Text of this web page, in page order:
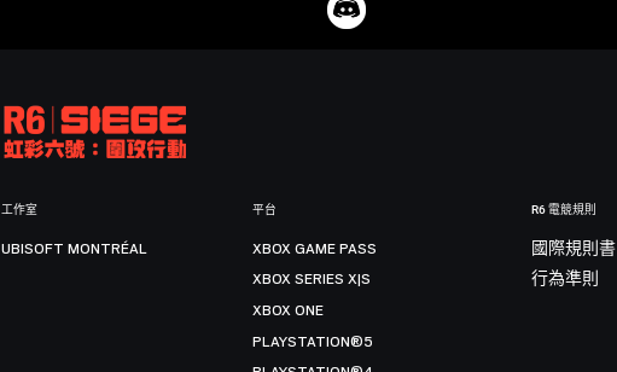
工作室
UBISOFT MONTRÉAL
平台
XBOX GAME PASS
XBOX SERIES X|S
XBOX ONE
PLAYSTATION®5
R6 電競規則
國際規則書
行為準則